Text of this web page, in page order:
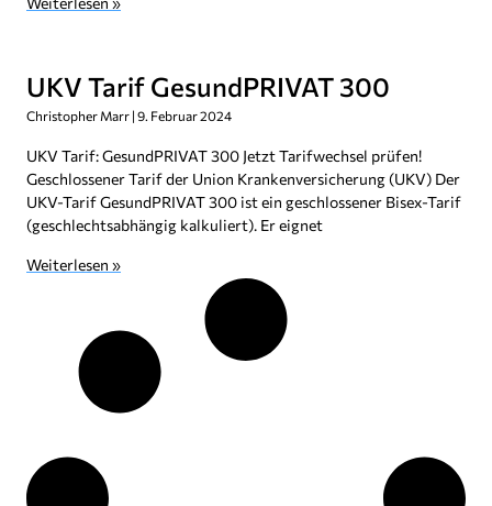
UKV Tarif GesundPRIVAT 300
Christopher Marr 9. Februar 2024
UKV Tarif: GesundPRIVAT 300 Jetzt Tarifwechsel prüfen!
Geschlossener Tarif der Union Krankenversicherung (UKV) Der
UKV-Tarif GesundPRIVAT 300 ist ein geschlossener Bisex-Tarif
(geschlechtsabhängig kalkuliert). Er eignet
Weiterlesen »